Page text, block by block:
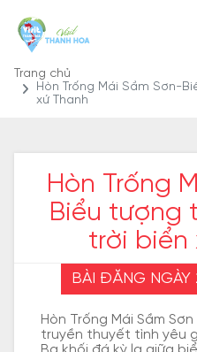
Trang chủ
Hòn Trống Mái Sầm Sơn-
xứ Thanh
Hòn Trống
Biểu tượng
trời biển
BÀI ĐĂNG NGÀY
Hòn Trống Mái Sầm
truyền thuyết tình yêu